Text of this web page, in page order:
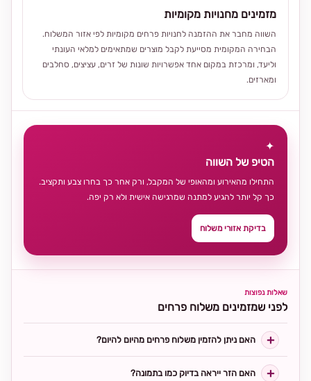
מזמינים מחנויות מקומיות
השווה מחבר את ההזמנה לחנויות פרחים מקומיות לפי אזור המשלוח.
הבחירה המקומית מסייעת לקבל מוצרים שמתאימים למלאי העונתי
וליעד, ומרכזת במקום אחד אפשרויות שונות של זרים, עציצים, סחלבים
ומארזים.
✦
הטיפ של השווה
התחילו מהאירוע ומהאופי של המקבל, ורק אחר כך בחרו צבע ותקציב.
כך קל יותר להגיע למתנה שמרגישה אישית ולא רק יפה.
בדיקת אזורי משלוח
שאלות נפוצות
לפני שמזמינים משלוח פרחים
האם ניתן להזמין משלוח פרחים מהיום להיום?
האם הזר ייראה בדיוק כמו בתמונה?